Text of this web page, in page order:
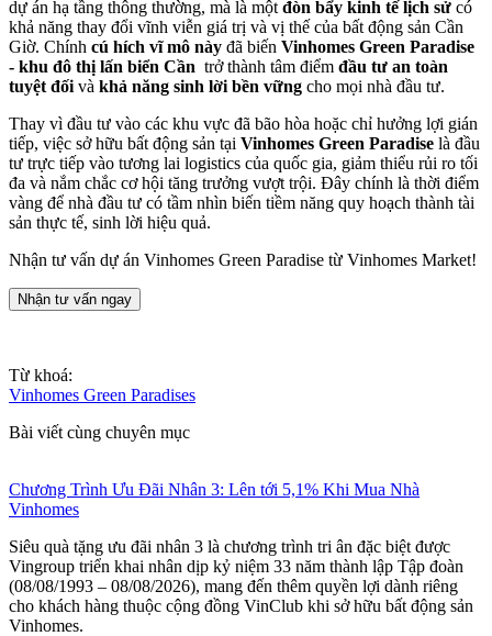
dự án hạ tầng thông thường, mà là một đòn bẩy kinh tế lịch sử có
khả năng thay đổi vĩnh viễn giá trị và vị thế của bất động sản Cần
Giờ. Chính cú hích vĩ mô này đã biến Vinhomes Green Paradise
- khu đô thị lấn biển Cần trở thành tâm điểm đầu tư an toàn
tuyệt đối và khả năng sinh lời bền vững cho mọi nhà đầu tư.
Thay vì đầu tư vào các khu vực đã bão hòa hoặc chỉ hưởng lợi gián
tiếp, việc sở hữu bất động sản tại Vinhomes Green Paradise là đầu
tư trực tiếp vào tương lai logistics của quốc gia, giảm thiểu rủi ro tối
đa và nắm chắc cơ hội tăng trưởng vượt trội. Đây chính là thời điểm
vàng để nhà đầu tư có tầm nhìn biến tiềm năng quy hoạch thành tài
sản thực tế, sinh lời hiệu quả.
Nhận tư vấn dự án Vinhomes Green Paradise từ Vinhomes Market!
Nhận tư vấn ngay
Từ khoá:
Vinhomes Green Paradises
Bài viết cùng chuyên mục
Chương Trình Ưu Đãi Nhân 3: Lên tới 5,1% Khi Mua Nhà
Vinhomes
Siêu quà tặng ưu đãi nhân 3 là chương trình tri ân đặc biệt được
Vingroup triển khai nhân dịp kỷ niệm 33 năm thành lập Tập đoàn
(08/08/1993 – 08/08/2026), mang đến thêm quyền lợi dành riêng
cho khách hàng thuộc cộng đồng VinClub khi sở hữu bất động sản
Vinhomes.